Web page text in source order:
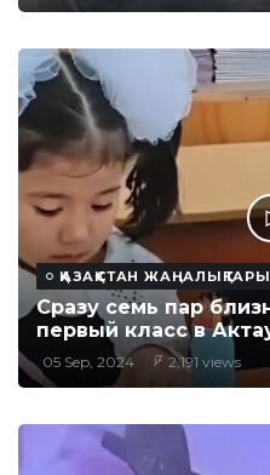
ҚАЗАҚСТАН ЖАҢАЛЫҚТАРЫ
Cразу семь пар
первый класс в
05 Sep, 2024 2,191 views